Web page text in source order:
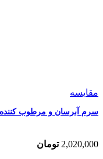
مقایسه
سرم آبرسان و مرطوب
2,020,000 تومان